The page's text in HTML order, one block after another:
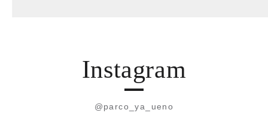
Instagram
@parco_ya_ueno